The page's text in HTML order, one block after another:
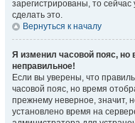
зарегистрированы, то
сделать это.
Вернуться к началу
Я изменил часовой пояс, но
неправильное!
Если вы уверены, что
часовой пояс, но время
прежнему неверное, значит,
установлено время на